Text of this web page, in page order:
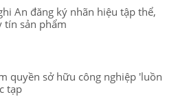
An đăng ký nhãn hiệu tập thể,
tín sản phẩm
quyền sở hữu công nghiệp 'luồn
tạp